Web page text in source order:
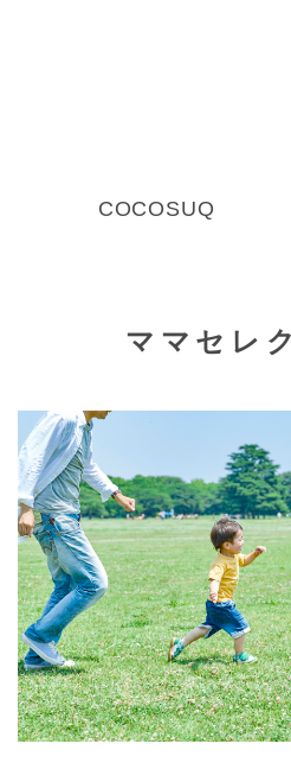
COCOSUQ
ママセレ